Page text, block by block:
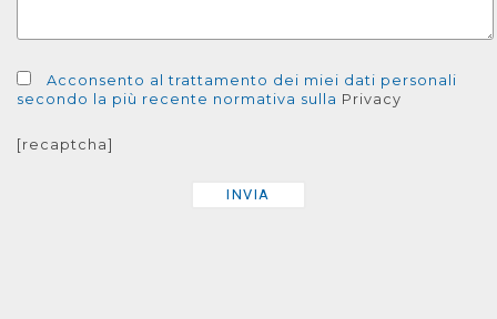
Acconsento al trattamento dei miei dati personali
secondo la più recente normativa sulla Privacy
[recaptcha]